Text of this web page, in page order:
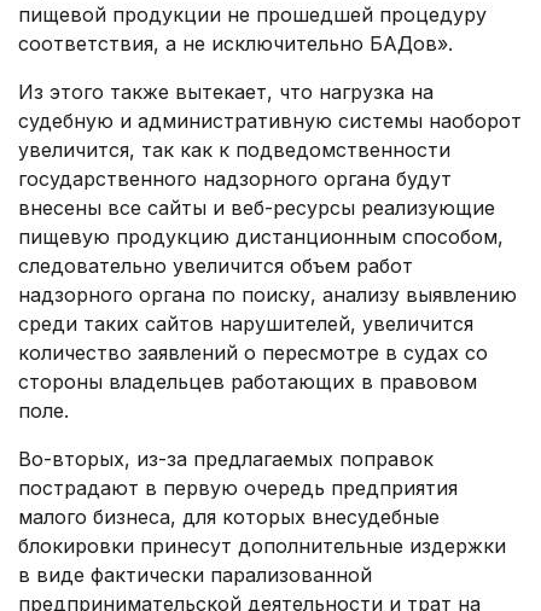
пищевой продукции не прошедшей процедуру
соответствия, а не исключительно БАДов».
Из этого также вытекает, что нагрузка на
судебную и административную системы наоборот
увеличится, так как к подведомственности
государственного надзорного органа будут
внесены все сайты и веб-ресурсы реализующие
пищевую продукцию дистанционным способом,
следовательно увеличится объем работ
надзорного органа по поиску, анализу выявлению
среди таких сайтов нарушителей, увеличится
количество заявлений о пересмотре в судах со
стороны владельцев работающих в правовом
поле.
Во-вторых, из-за предлагаемых поправок
пострадают в первую очередь предприятия
малого бизнеса, для которых внесудебные
блокировки принесут дополнительные издержки
в виде фактически парализованной
предпринимательской деятельности и трат на